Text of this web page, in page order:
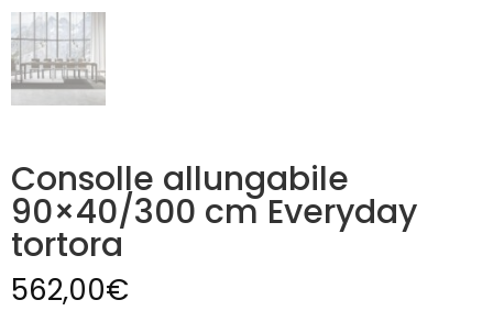
Consolle allungabile
90×40/300 cm Everyday
tortora
562,00€